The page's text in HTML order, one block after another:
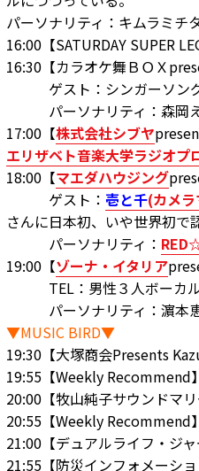
パーソナリティ：キムラミチ
16:00【SATURDAY SUPER
16:30【カラオケ舞ＢＯＸ
ゲスト：シンガーソン
パーソナリティ：森岡
17:00【株式会社シブヤ
エリザベト音楽大学ラジオ
18:00【マエダハウジング
ゲスト： 壱と千(カメ
さんに日本初、いや世界初で
パーソナリティ：
19:00【ゾーナ・イタリア
TEL：男性３人ボーカ
パーソナリティ：濵本恵
▼MUSIC BIRD▼
19:30【大塚商会Presents
19:55【Weekly Recommend】
20:00【牧山純子サウンドマリ
20:55【Weekly Recommend】
21:00【デュアルライフ・ジ
21:55【防災インフォメーショ